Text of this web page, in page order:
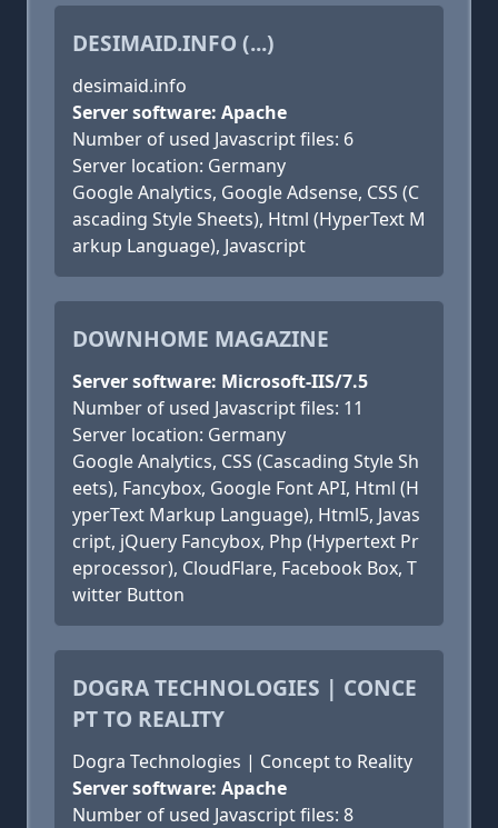
DESIMAID.INFO (...)
desimaid.info
Server software: Apache
Number of used Javascript files: 6
Server location: Germany
Google Analytics, Google Adsense, CSS (C
ascading Style Sheets), Html (HyperText M
arkup Language), Javascript
DOWNHOME MAGAZINE
Server software: Microsoft-IIS/7.5
Number of used Javascript files: 11
Server location: Germany
Google Analytics, CSS (Cascading Style Sh
eets), Fancybox, Google Font API, Html (H
yperText Markup Language), Html5, Javas
cript, jQuery Fancybox, Php (Hypertext Pr
eprocessor), CloudFlare, Facebook Box, T
witter Button
DOGRA TECHNOLOGIES | CONCE
PT TO REALITY
Dogra Technologies | Concept to Reality
Server software: Apache
Number of used Javascript files: 8